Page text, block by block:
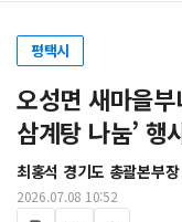
평택시
오성면 새마을
삼계탕 나눔’ 행
최홍석 경기도 총괄본부장
2026.07.08 10:52